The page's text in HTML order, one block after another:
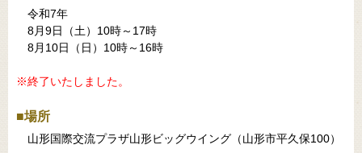
令和7年
8月9日（土）10時～17時
8月10日（日）10時～16時
※終了いたしました。
■場所
山形国際交流プラザ山形ビッグウイング（山形市平久保100）